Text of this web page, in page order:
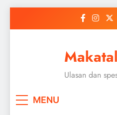
Ulasan dan
MENU